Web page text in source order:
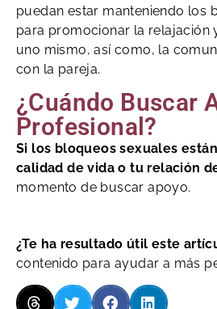
puedan estar manteniendo los
para promocionar la relajación
uno mismo, así como, la
con la pareja.
¿Cuándo Buscar
Profesional?
Si los bloqueos sexuales
calidad de vida o tu relación
momento de buscar apoyo.
¿Te ha resultado útil este
contenido para ayudar a más